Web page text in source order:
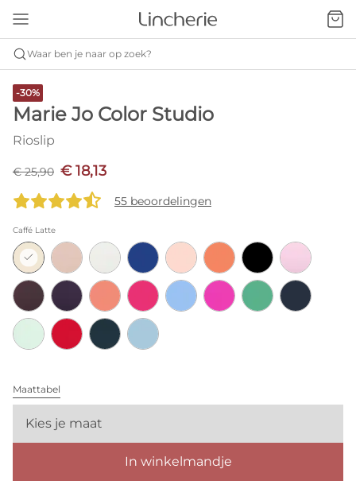
Waar ben je naar op zoek?
-30%
Marie Jo Color Studio
Rioslip
€ 25,90 € 18,13
55 beoordelingen
Caffé Latte
Maattabel
Kies je maat
In winkelmandje